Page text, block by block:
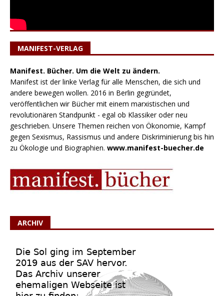
MANIFEST-VERLAG
Manifest. Bücher. Um die Welt zu ändern.
Manifest ist der linke Verlag für alle Menschen, die sich und
andere bewegen wollen. 2016 in Berlin gegründet,
veröffentlichen wir Bücher mit einem marxistischen und
revolutionären Standpunkt - egal ob Klassiker oder neu
geschrieben. Unsere Themen reichen von Ökonomie, Kampf
gegen Sexismus, Rassismus und andere Diskriminierung bis hin
zu Ökologie und Biographien. www.manifest-buecher.de
ARCHIV